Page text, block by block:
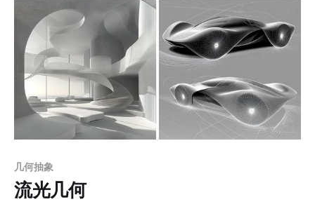
感和艺术气息，吸引高端消费者。 4. 文化创意衍生品：制
作艺术衍生品，如艺术书签、丝巾、瓷器图案、艺术明信
片等，赋予产品独特的文化价值。 5. 数字媒体与背景设
计：用于高端网站、数码产品界面、社交媒体背景图等，
展现现代数字艺术的视觉冲击力。 6. 教育与
几何抽象
流光几何